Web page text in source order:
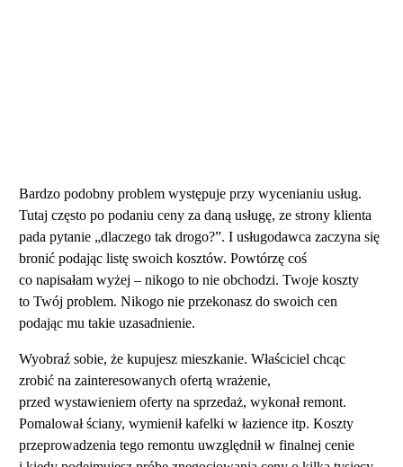
Bardzo podobny problem występuje przy wycenianiu usług.
Tutaj często po podaniu ceny za daną usługę, ze strony klienta
pada pytanie „dlaczego tak drogo?”. I usługodawca zaczyna się
bronić podając listę swoich kosztów. Powtórzę coś
co napisałam wyżej – nikogo to nie obchodzi. Twoje koszty
to Twój problem. Nikogo nie przekonasz do swoich cen
podając mu takie uzasadnienie.
Wyobraź sobie, że kupujesz mieszkanie. Właściciel chcąc
zrobić na zainteresowanych ofertą wrażenie,
przed wystawieniem oferty na sprzedaż, wykonał remont.
Pomalował ściany, wymienił kafelki w łazience itp. Koszty
przeprowadzenia tego remontu uwzględnił w finalnej cenie